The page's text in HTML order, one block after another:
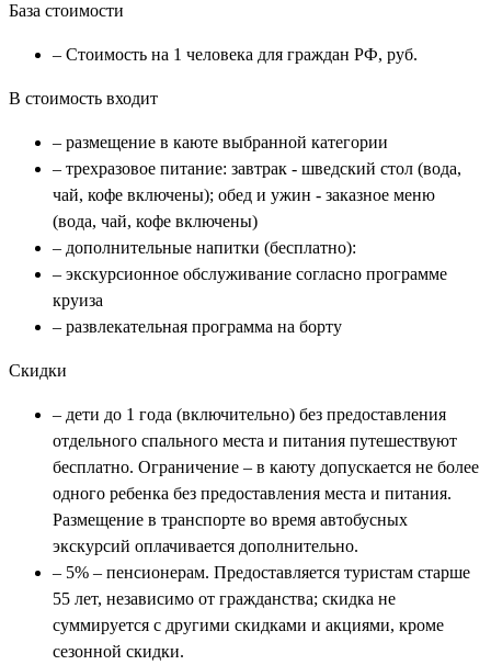
База стоимости
– Стоимость на 1 человека для граждан РФ, руб.
В стоимость входит
– размещение в каюте выбранной категории
– трехразовое питание: завтрак - шведский стол (вода,
чай, кофе включены); обед и ужин - заказное меню
(вода, чай, кофе включены)
– дополнительные напитки (бесплатно):
– экскурсионное обслуживание согласно программе
круиза
– развлекательная программа на борту
Скидки
– дети до 1 года (включительно) без предоставления
отдельного спального места и питания путешествуют
бесплатно. Ограничение – в каюту допускается не более
одного ребенка без предоставления места и питания.
Размещение в транспорте во время автобусных
экскурсий оплачивается дополнительно.
– 5% – пенсионерам. Предоставляется туристам старше
55 лет, независимо от гражданства; скидка не
суммируется с другими скидками и акциями, кроме
сезонной скидки.